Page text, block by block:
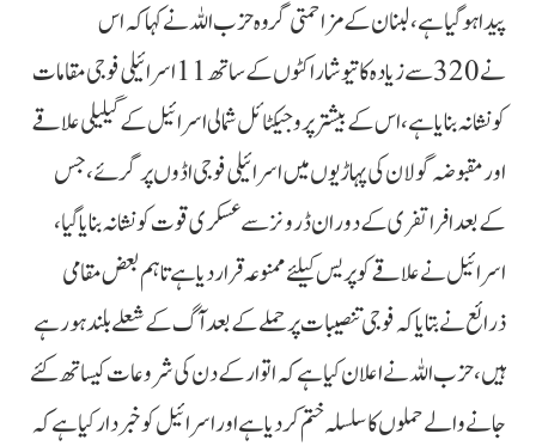
پیدا ہوگیا ہے، لبنان کے مزاحمتی گروہ حزب اللہ نے کہا کہ اس
نے 320 سے زیادہ کاتیوشا راکٹوں کے ساتھ 11 اسرائیلی فوجی مقامات
کو نشانہ بنایا ہے، اس کے بیشتر پروجیکٹائل شمالی اسرائیل کے گیلیلی علاقے
اور مقبوضہ گولان کی پہاڑیوں میں اسرائیلی فوجی اڈوں پر گرئے، جس
کے بعد افراتفری کے دوران ڈرونز سے عسکری قوت کو نشانہ بنایا گیا،
اسرائیل نے علاقے کو پریس کیلئے ممنوعہ قرار دیا ہے تاہم بعض مقامی
ذرائع نے بتایا کہ فوجی تنصیبات پر حملے کے بعد آگ کے شعلے بلند ہورہے
ہیں، حزب اللہ نے اعلان کیا ہے کہ اتوار کے دن کی شروعات کیساتھ کئے
جانے والے حملوں کا سلسلہ ختم کردیا ہے اور اسرائیل کو خبردار کیا ہے کہ